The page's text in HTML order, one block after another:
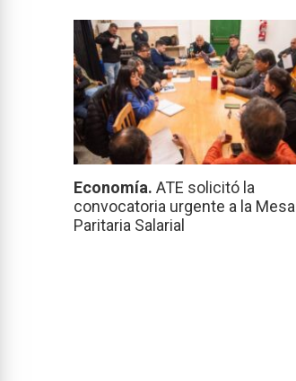
Economía. ATE solicitó la
convocatoria urgente a la Mesa
Paritaria Salarial